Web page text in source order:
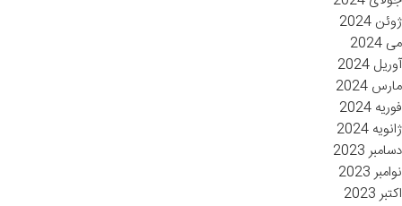
ژوئن 2024
می 2024
آوریل 2024
مارس 2024
فوریه 2024
ژانویه 2024
دسامبر 2023
نوامبر 2023
اکتبر 2023